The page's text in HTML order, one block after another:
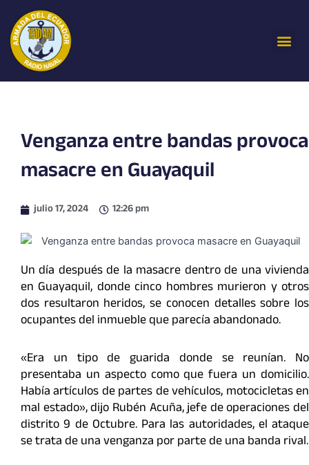
contenido
Venganza entre bandas provoca
masacre en Guayaquil
julio 17, 2024 12:26 pm
Un día después de la masacre dentro de una vivienda
en Guayaquil, donde cinco hombres murieron y otros
dos resultaron heridos, se conocen detalles sobre los
ocupantes del inmueble que parecía abandonado.
«Era un tipo de guarida donde se reunían. No
presentaba un aspecto como que fuera un domicilio.
Había artículos de partes de vehículos, motocicletas en
mal estado», dijo Rubén Acuña, jefe de operaciones del
distrito 9 de Octubre. Para las autoridades, el ataque
se trata de una venganza por parte de una banda rival.